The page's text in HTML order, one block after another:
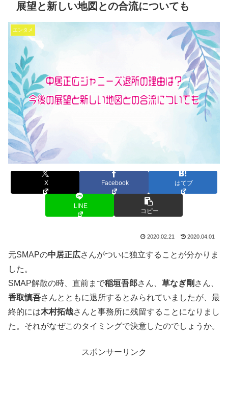
展望と新しい地図との合流についても
エンタメ
X Facebook はてブ
LINE
コピー
2020.02.21 2020.04.01
元SMAPの中居正広さんがついに独立することが分かりま
した。
SMAP解散の時、直前まで稲垣吾郎さん、 草なぎ剛 さん、
香取慎吾さんとともに退所するとみられていましたが、最
終的には木村拓哉さんと事務所に残留することになりまし
た。それがなぜこのタイミングで決意したのでしょうか。
スポンサーリンク